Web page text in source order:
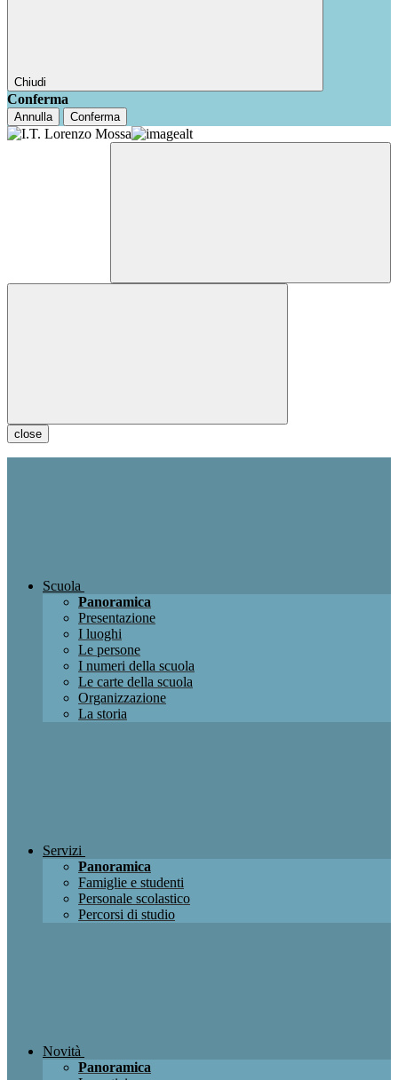
Chiudi
Conferma
Annulla Conferma
close
Scuola
Panoramica
Presentazione
I luoghi
Le persone
I numeri della scuola
Le carte della scuola
Organizzazione
La storia
Servizi
Panoramica
Famiglie e studenti
Personale scolastico
Percorsi di studio
Novità
Panoramica